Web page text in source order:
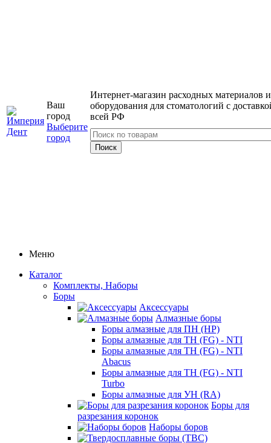
Ваш
город
Выберите
город
Интернет-магазин расходных материалов и
оборудования для стоматологий с
всей РФ
Меню
Каталог
Комплекты, Наборы
Боры
Аксессуары
Алмазные боры
Боры алмазные для ПН (HP)
Боры алмазные для ТН (FG) - NTI
Боры алмазные для ТН (FG) - NTI
Abacus
Боры алмазные для ТН (FG) - NTI
Turbo
Боры алмазные для УН (RA)
Боры для
разрезания коронок
Наборы боров